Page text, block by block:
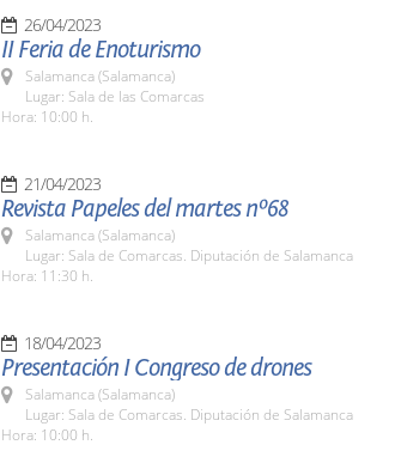
26/04/2023
II Feria de Enoturismo
Salamanca (Salamanca)
Lugar: Sala de las Comarcas
Hora: 10:00 h.
21/04/2023
Revista Papeles del martes nº68
Salamanca (Salamanca)
Lugar: Sala de Comarcas. Diputación de Salamanca
Hora: 11:30 h.
18/04/2023
Presentación I Congreso de drones
Salamanca (Salamanca)
Lugar: Sala de Comarcas. Diputación de Salamanca
Hora: 10:00 h.